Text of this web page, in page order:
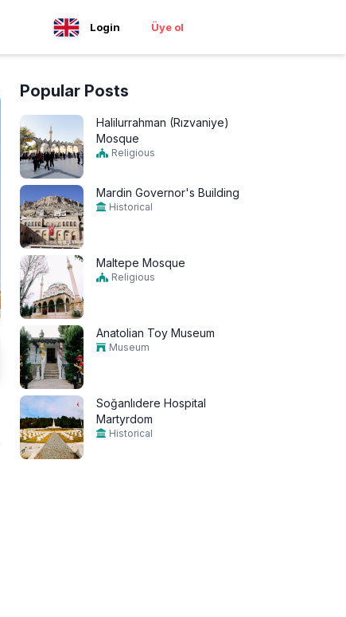
Login Üye ol
Popular Posts
Halilurrahman (Rızvaniye)
Mosque
Religious
Mardin Governor's Building
Historical
Maltepe Mosque
Religious
Anatolian Toy Museum
Museum
Soğanlıdere Hospital
Martyrdom
Historical